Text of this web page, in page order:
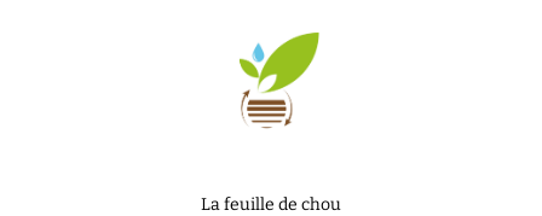
La feuille de chou